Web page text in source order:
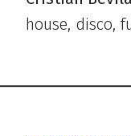
house, disco,